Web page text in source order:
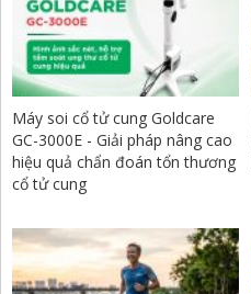
Máy soi cổ tử cung Goldcare
GC-3000E - Giải pháp nâng cao
hiệu quả chẩn đoán tổn thương
cổ tử cung